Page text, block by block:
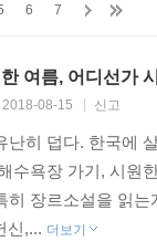
튀는 대사들. 이 모
나들며 작품 활동
러스하고 찰진
느새 사건이 벌
지 않는 소녀들을
마 복귀작 「청춘
6 7
여름, 어디선가
2018-08-15 신고
난히 덥다. 한국에
수욕장 가기, 시원
히 장르소설을 읽
신,... 더보기